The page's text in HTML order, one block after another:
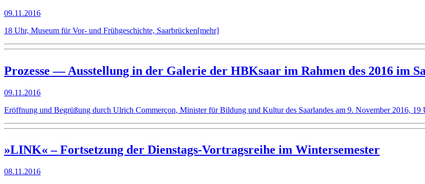
09.11.2016
18 Uhr, Museum für Vor- und Frühgeschichte, Saarbrücken[mehr]
Prozesse — Ausstellung in der Galerie der HBKsaar im Rahmen des 2016 im
09.11.2016
Eröffnung und Begrüßung durch Ulrich Commerçon, Minister für Bildung und Kultur des Saarlandes am 9. November 2016, 19
»LINK« – Fortsetzung der Dienstags-Vortragsreihe im Wintersemester
08.11.2016